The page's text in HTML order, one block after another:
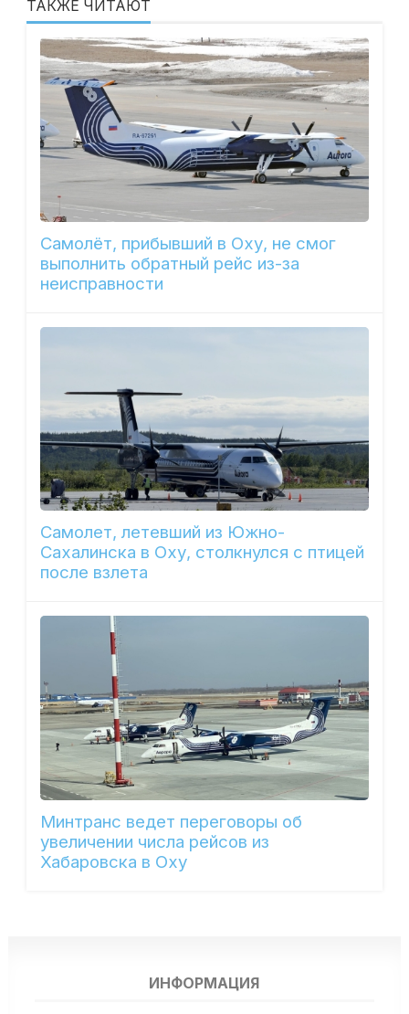
ТАКЖЕ ЧИТАЮТ
Самолёт, прибывший в Оху, не смог
выполнить обратный рейс из-за
неисправности
Самолет, летевший из Южно-
Сахалинска в Оху, столкнулся с птицей
после взлета
Минтранс ведет переговоры об
увеличении числа рейсов из
Хабаровска в Оху
ИНФОРМАЦИЯ